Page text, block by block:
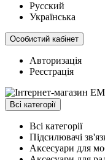
Русский
Українська
Особистий кабінет
Авторизація
Реєстрація
Всі категорії
Всі категорії
Підсилювачі
Аксесуари для